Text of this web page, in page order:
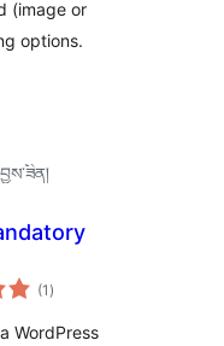
(image or
options.
(1 གདེང་
འཇོག་
ཚང་།
)
WordPress